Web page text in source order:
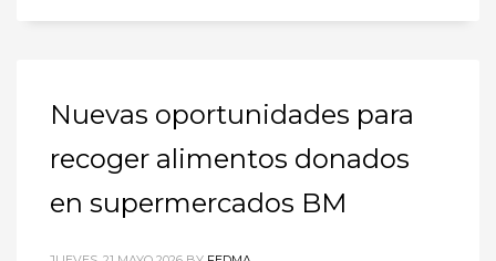
Nuevas oportunidades para
recoger alimentos donados
en supermercados BM